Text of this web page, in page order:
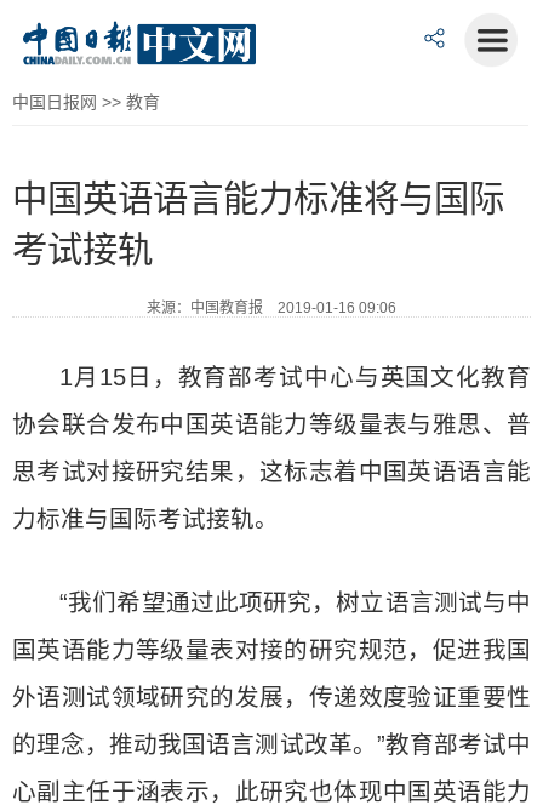
中国日报网 >> 教育
中国英语语言能力标准将与国际
考试接轨
来源：中国教育报 2019-01-16 09:06
1月15日，教育部考试中心与英国文化教育
协会联合发布中国英语能力等级量表与雅思、普
思考试对接研究结果，这标志着中国英语语言能
力标准与国际考试接轨。
“我们希望通过此项研究，树立语言测试与中
国英语能力等级量表对接的研究规范，促进我国
外语测试领域研究的发展，传递效度验证重要性
的理念，推动我国语言测试改革。”教育部考试中
心副主任于涵表示，此研究也体现中国英语能力